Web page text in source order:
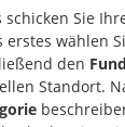
Sie
wählen
den
Standort.